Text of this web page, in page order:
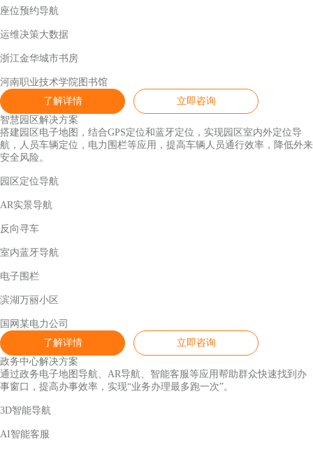
座位预约导航
运维决策大数据
浙江金华城市书房
河南职业技术学院图书馆
了解详情
立即咨询
智慧园区解决方案
搭建园区电子地图，结合GPS定位和蓝牙定位，实现园区室内外定位导
航，人员车辆定位，电力围栏等应用，提高车辆人员通行效率，降低外来
安全风险。
园区定位导航
AR实景导航
反向寻车
室内蓝牙导航
电子围栏
滨湖万丽小区
国网某电力公司
了解详情
立即咨询
政务中心解决方案
通过政务电子地图导航、AR导航、智能客服等应用帮助群众快速找到办
事窗口，提高办事效率，实现“业务办理最多跑一次”。
3D智能导航
AI智能客服